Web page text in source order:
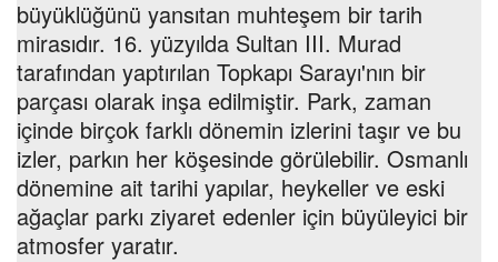
büyüklüğünü yansıtan muhteşem bir tarih
mirasıdır. 16. yüzyılda Sultan III. Murad
tarafından yaptırılan Topkapı Sarayı'nın bir
parçası olarak inşa edilmiştir. Park, zaman
içinde birçok farklı dönemin izlerini taşır ve bu
izler, parkın her köşesinde görülebilir. Osmanlı
dönemine ait tarihi yapılar, heykeller ve eski
ağaçlar parkı ziyaret edenler için büyüleyici bir
atmosfer yaratır.